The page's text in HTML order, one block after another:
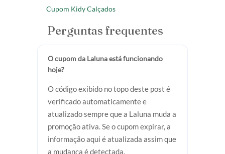
Cupom Kidy Calçados
Perguntas frequentes
O cupom da Laluna está funcionando
hoje?
O código exibido no topo deste post é
verificado automaticamente e
atualizado sempre que a Laluna muda a
promoção ativa. Se o cupom expirar, a
informação aqui é atualizada assim que
a mudança é detectada.